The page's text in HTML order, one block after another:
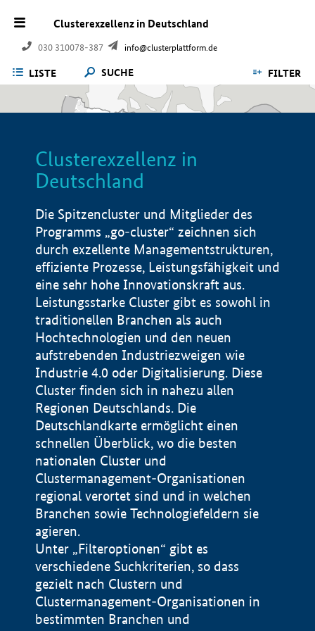
Clusterexzellenz in Deutschland
030 310078-387 info@clusterplattform.de
LISTE SUCHE FILTER
Clusterexzellenz in
Deutschland
Die Spitzencluster und Mitglieder des
Programms „go-cluster“ zeichnen sich
durch exzellente Managementstrukturen,
effiziente Prozesse, Leistungsfähigkeit und
eine sehr hohe Innovationskraft aus.
Leistungsstarke Cluster gibt es sowohl in
traditionellen Branchen als auch
Hochtechnologien und den neuen
aufstrebenden Industriezweigen wie
Industrie 4.0 oder Digitalisierung. Diese
Cluster finden sich in nahezu allen
Regionen Deutschlands. Die
Deutschlandkarte ermöglicht einen
schnellen Überblick, wo die besten
nationalen Cluster und
Clustermanagement-Organisationen
regional verortet sind und in welchen
Branchen sowie Technologiefeldern sie
agieren.
Unter „Filteroptionen“ gibt es
verschiedene Suchkriterien, so dass
gezielt nach Clustern und
Clustermanagement-Organisationen in
bestimmten Branchen und
Impressum
Datenschutzerklärung
BMWE, 2026 ©
100 km © Geobasis-DE / BKG 2015